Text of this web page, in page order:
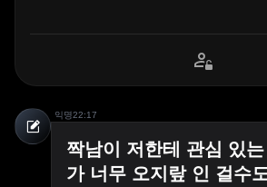
익명22:17
짝남이 저한테 관심 있는
가 너무 오지랖 인 걸수